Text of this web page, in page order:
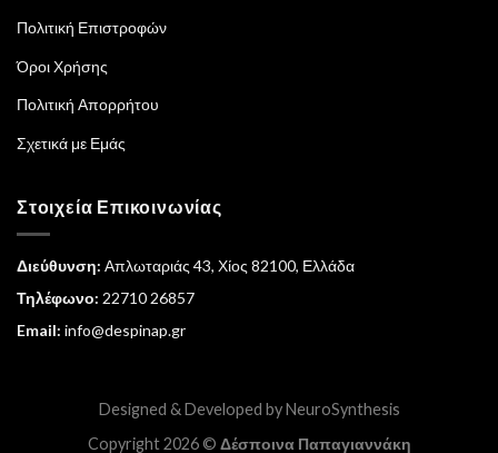
Πολιτική Επιστροφών
Όροι Χρήσης
Πολιτική Απορρήτου
Σχετικά με Εμάς
Στοιχεία Επικοινωνίας
Διεύθυνση: Απλωταριάς 43, Χίος 82100, Ελλάδα
Τηλέφωνο: 22710 26857
Email: info@despinap.gr
Designed & Developed byNeuroSynthesis
Copyright 2026 © Δέσποινα Παπαγιαννάκη